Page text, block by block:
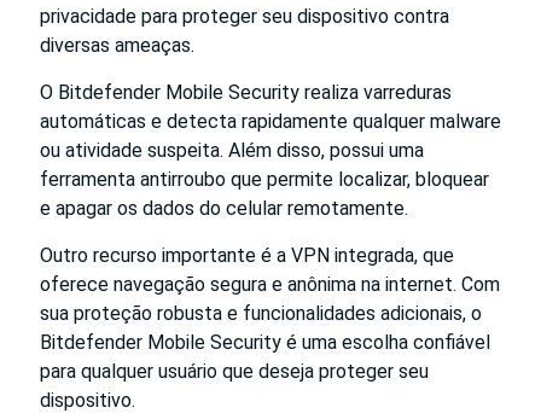
privacidade para proteger seu dispositivo contra
diversas ameaças.
O Bitdefender Mobile Security realiza varreduras
automáticas e detecta rapidamente qualquer malware
ou atividade suspeita. Além disso, possui uma
ferramenta antirroubo que permite localizar, bloquear
e apagar os dados do celular remotamente.
Outro recurso importante é a VPN integrada, que
oferece navegação segura e anônima na internet. Com
sua proteção robusta e funcionalidades adicionais, o
Bitdefender Mobile Security é uma escolha confiável
para qualquer usuário que deseja proteger seu
dispositivo.